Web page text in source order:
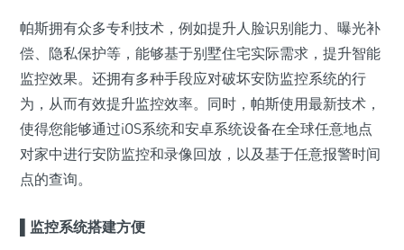
帕斯拥有众多专利技术，例如提升人脸识别能力、曝光补
偿、隐私保护等，能够基于别墅住宅实际需求，提升智能
监控效果。还拥有多种手段应对破坏安防监控系统的行
为，从而有效提升监控效率。同时，帕斯使用最新技术，
使得您能够通过iOS系统和安卓系统设备在全球任意地点
对家中进行安防监控和录像回放，以及基于任意报警时间
点的查询。
监控系统搭建方便